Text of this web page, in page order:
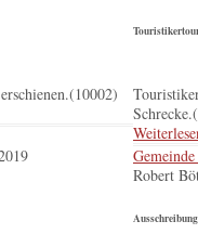
10002)
Schrecke.(
Robert